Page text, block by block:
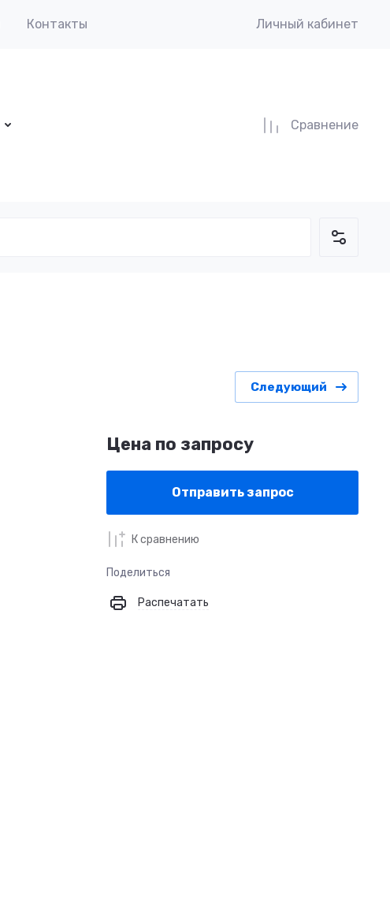
Контакты Личный кабинет
Сравнение
Следующий
Цена по запросу
Отправить запрос
К сравнению
Поделиться
Распечатать